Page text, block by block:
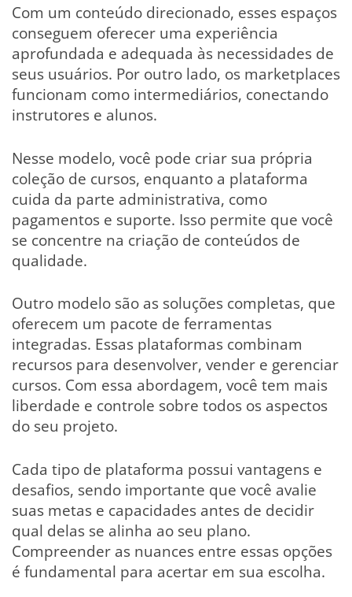
Com um conteúdo direcionado, esses espaços
conseguem oferecer uma experiência
aprofundada e adequada às necessidades de
seus usuários. Por outro lado, os marketplaces
funcionam como intermediários, conectando
instrutores e alunos.
Nesse modelo, você pode criar sua própria
coleção de cursos, enquanto a plataforma
cuida da parte administrativa, como
pagamentos e suporte. Isso permite que você
se concentre na criação de conteúdos de
qualidade.
Outro modelo são as soluções completas, que
oferecem um pacote de ferramentas
integradas. Essas plataformas combinam
recursos para desenvolver, vender e gerenciar
cursos. Com essa abordagem, você tem mais
liberdade e controle sobre todos os aspectos
do seu projeto.
Cada tipo de plataforma possui vantagens e
desafios, sendo importante que você avalie
suas metas e capacidades antes de decidir
qual delas se alinha ao seu plano.
Compreender as nuances entre essas opções
é fundamental para acertar em sua escolha.